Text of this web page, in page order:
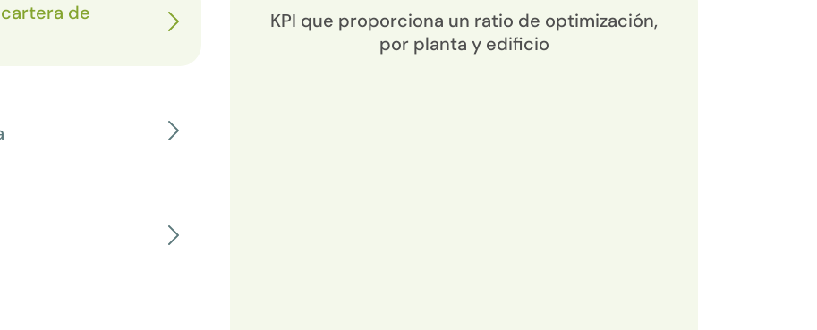
de
KPI que proporciona un ratio de optimización,
por planta y edificio